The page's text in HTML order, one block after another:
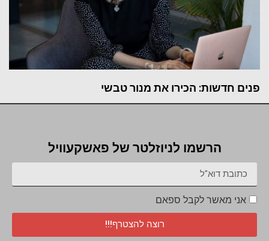
פנים חדשות: הכירו את מנור טבשי
הרשמו לניוזלטר של פאשקעוויל
אני מאשר לקבל ספאם
רוצה להצטרף!!!